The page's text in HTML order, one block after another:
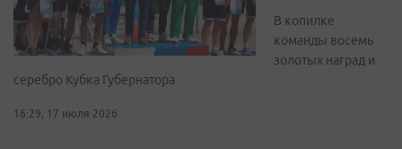
В копилке
команды восемь
золотых наград и
серебро Кубка Губернатора
16:29, 17 июля 2026